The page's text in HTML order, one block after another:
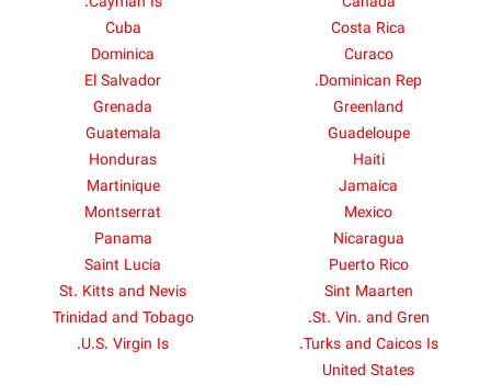
Costa Rica
Cuba
Curaco
Dominica
Dominican Rep.
El Salvador
Greenland
Grenada
Guadeloupe
Guatemala
Haiti
Honduras
Jamaica
Martinique
Mexico
Montserrat
Nicaragua
Panama
Puerto Rico
Saint Lucia
Sint Maarten
St. Kitts and Nevis
St. Vin. and Gren.
Trinidad and Tobago
Turks and Caicos Is.
U.S. Virgin Is.
United States